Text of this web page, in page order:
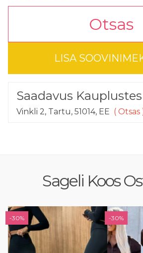
Saadavus Kauplustes
Vinkli 2, Tartu, 51014, EE ( Otsas
Otsas
LISA
Sageli Koos
-30% -30%